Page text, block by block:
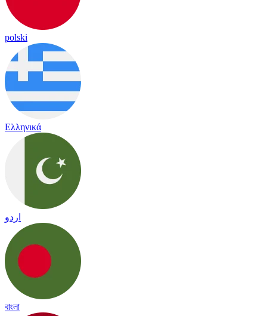
polski
Ελληνικά
اردو
বাংলা